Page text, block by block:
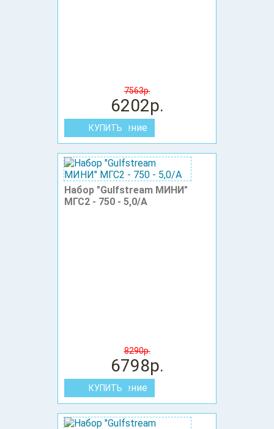
7563р.
6202р.
В сравнение
Набор "Gulfstream МИНИ"
МГС2 - 750 - 5,0/А
8290р.
6798р.
В сравнение